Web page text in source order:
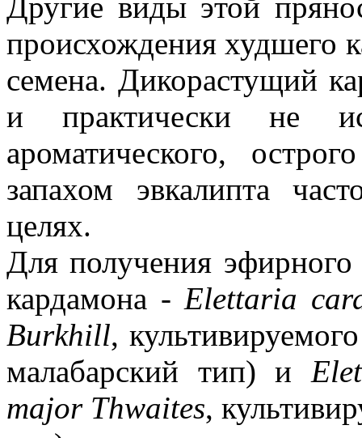
происхождения худшего
семена. Дикорастущий
и практически не
ароматического,
запахом эвкалипта
целях.
Для получения эфирного
кардамона - Elettaria
Burkhill,
малабарский тип) и
major Thwaites,